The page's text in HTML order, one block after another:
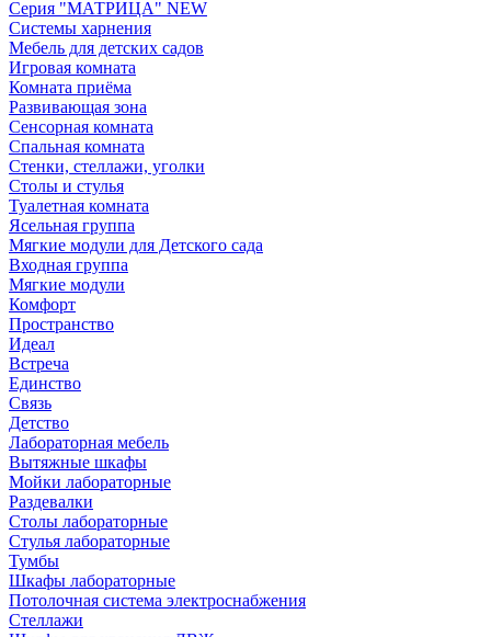
Серия "МАТРИЦА" NEW
Системы харнения
Мебель для детских садов
Игровая комната
Комната приёма
Развивающая зона
Сенсорная комната
Спальная комната
Стенки, стеллажи, уголки
Столы и стулья
Туалетная комната
Ясельная группа
Мягкие модули для Детского сада
Входная группа
Мягкие модули
Комфорт
Пространство
Идеал
Встреча
Единство
Связь
Детство
Лабораторная мебель
Вытяжные шкафы
Мойки лабораторные
Раздевалки
Столы лабораторные
Стулья лабораторные
Тумбы
Шкафы лабораторные
Потолочная система электроснабжения
Стеллажи